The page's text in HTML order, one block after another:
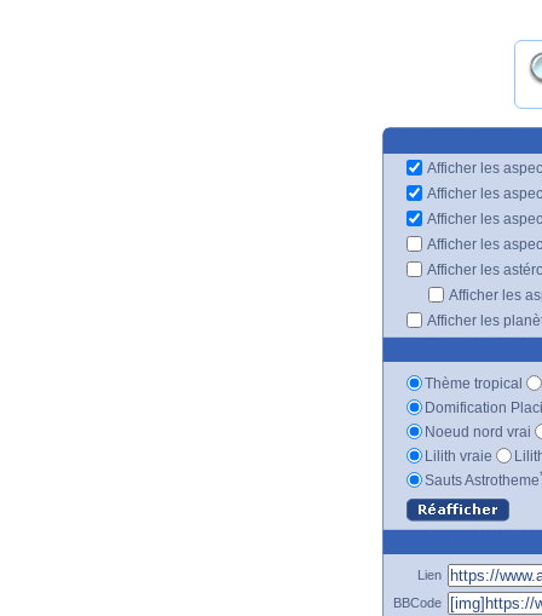
Afficher les
Afficher les
Afficher les
Afficher les
Afficher les
Afficher les
Afficher les
Thème tropical
Domification
Noeud nord vrai
Lilith vraie
Sauts Astrotheme
Lien
BBCode